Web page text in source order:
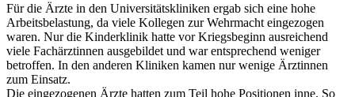
Für die Ärzte in den Universitätskliniken ergab sich eine hohe
Arbeitsbelastung, da viele Kollegen zur Wehrmacht eingezogen
waren. Nur die Kinderklinik hatte vor Kriegsbeginn ausreichend
viele Fachärztinnen ausgebildet und war entsprechend weniger
betroffen. In den anderen Kliniken kamen nur wenige Ärztinnen
zum Einsatz.
Die eingezogenen Ärzte hatten zum Teil hohe Positionen inne. So